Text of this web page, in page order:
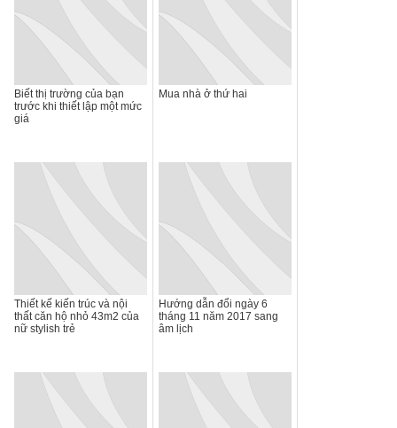
Biết thị trường của bạn
trước khi thiết lập một mức
giá
Mua nhà ở thứ hai
Thiết kế kiến trúc và nội
thất căn hộ nhỏ 43m2 của
nữ stylish trẻ
Hướng dẫn đổi ngày 6
tháng 11 năm 2017 sang
âm lịch